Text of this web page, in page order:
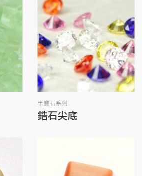
半寶石系列
鋯石尖底